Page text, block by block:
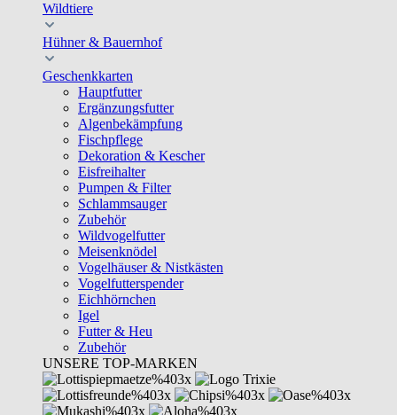
Wildtiere
Hühner & Bauernhof
Geschenkkarten
Hauptfutter
Ergänzungsfutter
Algenbekämpfung
Fischpflege
Dekoration & Kescher
Eisfreihalter
Pumpen & Filter
Schlammsauger
Zubehör
Wildvogelfutter
Meisenknödel
Vogelhäuser & Nistkästen
Vogelfutterspender
Eichhörnchen
Igel
Futter & Heu
Zubehör
UNSERE TOP-MARKEN